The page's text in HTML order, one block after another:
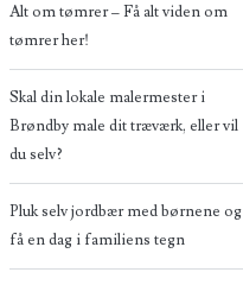
Alt om tømrer – Få alt viden om
tømrer her!
Skal din lokale malermester i
Brøndby male dit træværk, eller vil
du selv?
Pluk selv jordbær med børnene og
få en dag i familiens tegn